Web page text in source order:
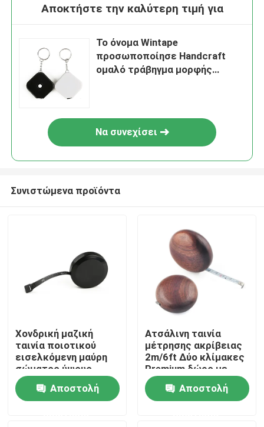
Σπίτι
Προϊόντα
Αποκτήστε την καλύτερη τιμή για
Το όνομα Wintape
προσωποποίησε Handcraft
ομαλό τράβηγμα μορφής
Να συνεχίσει
Συνιστώμενα προϊόντα
Χονδρική μαζική
ταινία ποιοτικού
εισελκόμενη μαύρη
σώματος ύψους
Wintape που μετρά
τα εργαλεία με την
ετικέττα Platic για
Αποστολή
Ατσάλινη ταινία
μέτρησης ακρίβειας
2m/6ft Δύο κλίμακες
Premium δώρο με
ανθεκτικό
σχεδιασμό, ομαλές
άκρες & 6mm ευρεία
Αποστολή